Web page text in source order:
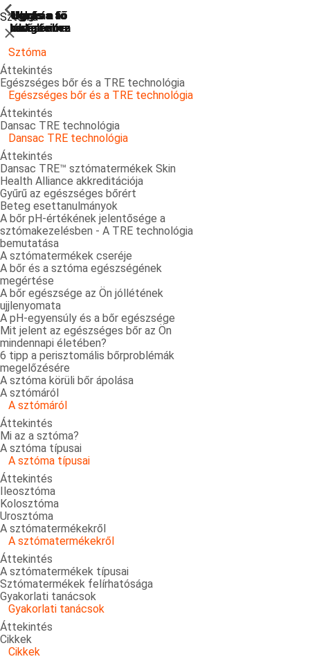
Ugrás a
kereséshez
Ugrás a fő
navigációra
Ugrás a fő
navigációra
Ugrás a fő
tartalomra
Ugrás a
láblécre
Sztóma
ShowPrevious
Bezárás
Sztóma
Áttekintés
Egészséges bőr és a TRE technológia
ShowPrevious
Egészséges bőr és a TRE technológia
Áttekintés
Dansac TRE technológia
ShowPrevious
Dansac TRE technológia
Áttekintés
Dansac TRE™ sztómatermékek Skin
Health Alliance akkreditációja
Gyűrű az egészséges bőrért
Beteg esettanulmányok
A bőr pH-értékének jelentősége a
sztómakezelésben - A TRE technológia
bemutatása
A sztómatermékek cseréje
A bőr és a sztóma egészségének
megértése
A bőr egészsége az Ön jóllétének
ujjlenyomata
A pH-egyensúly és a bőr egészsége
Mit jelent az egészséges bőr az Ön
mindennapi életében?
6 tipp a perisztomális bőrproblémák
megelőzésére
A sztóma körüli bőr ápolása
A sztómáról
ShowPrevious
A sztómáról
Áttekintés
Mi az a sztóma?
A sztóma típusai
ShowPrevious
A sztóma típusai
Áttekintés
Ileosztóma
Kolosztóma
Urosztóma
A sztómatermékekről
ShowPrevious
A sztómatermékekről
Áttekintés
A sztómatermékek típusai
Sztómatermékek felírhatósága
Gyakorlati tanácsok
ShowPrevious
Gyakorlati tanácsok
Áttekintés
Cikkek
ShowPrevious
Cikkek
ShowPrevious
ShowPrevious
ShowPrevious
ShowPrevious
ShowPrevious
ShowPrevious
ShowPrevious
ShowPrevious
ShowPrevious
ShowPrevious
ShowPrevious
ShowPrevious
ShowPrevious